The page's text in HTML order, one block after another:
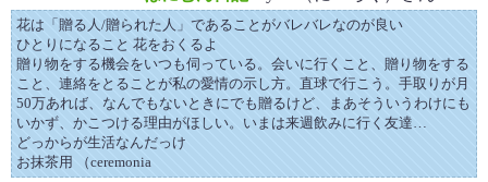
花は「贈る人/贈られた人」であることがバレバレなのが良い
ひとりになること 花をおくるよ
贈り物をする機会をいつも伺っている。会いに行くこと、贈り物をする
こと、連絡をとることが私の愛情の示し方。直球で行こう。手取りが月
50万あれば、なんでもないときにでも贈るけど、まあそういうわけにも
いかず、かこつける理由がほしい。いまは来週飲みに行く友達…
どっからが生活なんだっけ
お抹茶用 （ceremonia